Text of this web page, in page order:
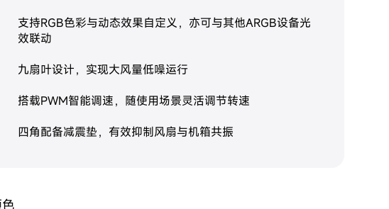
支持RGB色彩与动态效果自定义，亦可与其他ARGB设备光
效联动
九扇叶设计，实现大风量低噪运行
搭载PWM智能调速，随使用场景灵活调节转速
四角配备减震垫，有效抑制风扇与机箱共振